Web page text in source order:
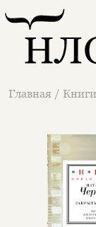
Главная / Книги